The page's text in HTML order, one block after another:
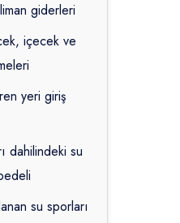
giderleri
içecek ve
yeri giriş
dahilindeki su
su sporları